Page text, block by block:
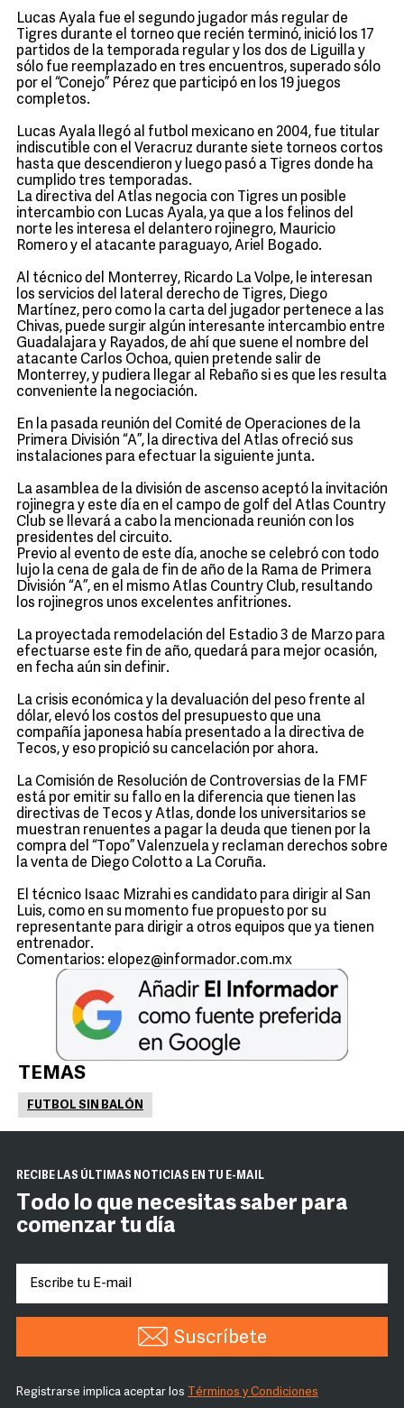
Lucas Ayala fue el segundo jugador más regular de
Tigres durante el torneo que recién terminó, inició los 17
partidos de la temporada regular y los dos de Liguilla y
sólo fue reemplazado en tres encuentros, superado sólo
por el “Conejo” Pérez que participó en los 19 juegos
completos.
Lucas Ayala llegó al futbol mexicano en 2004, fue titular
indiscutible con el Veracruz durante siete torneos cortos
hasta que descendieron y luego pasó a Tigres donde ha
cumplido tres temporadas.
La directiva del Atlas negocia con Tigres un posible
intercambio con Lucas Ayala, ya que a los felinos del
norte les interesa el delantero rojinegro, Mauricio
Romero y el atacante paraguayo, Ariel Bogado.
Al técnico del Monterrey, Ricardo La Volpe, le interesan
los servicios del lateral derecho de Tigres, Diego
Martínez, pero como la carta del jugador pertenece a las
Chivas, puede surgir algún interesante intercambio entre
Guadalajara y Rayados, de ahí que suene el nombre del
atacante Carlos Ochoa, quien pretende salir de
Monterrey, y pudiera llegar al Rebaño si es que les resulta
conveniente la negociación.
En la pasada reunión del Comité de Operaciones de la
Primera División “A”, la directiva del Atlas ofreció sus
instalaciones para efectuar la siguiente junta.
La asamblea de la división de ascenso aceptó la invitación
rojinegra y este día en el campo de golf del Atlas Country
Club se llevará a cabo la mencionada reunión con los
presidentes del circuito.
Previo al evento de este día, anoche se celebró con todo
lujo la cena de gala de fin de año de la Rama de Primera
División “A”, en el mismo Atlas Country Club, resultando
los rojinegros unos excelentes anfitriones.
La proyectada remodelación del Estadio 3 de Marzo para
efectuarse este fin de año, quedará para mejor ocasión,
en fecha aún sin definir.
La crisis económica y la devaluación del peso frente al
dólar, elevó los costos del presupuesto que una
compañía japonesa había presentado a la directiva de
Tecos, y eso propició su cancelación por ahora.
La Comisión de Resolución de Controversias de la FMF
está por emitir su fallo en la diferencia que tienen las
directivas de Tecos y Atlas, donde los universitarios se
muestran renuentes a pagar la deuda que tienen por la
compra del “Topo” Valenzuela y reclaman derechos sobre
la venta de Diego Colotto a La Coruña.
El técnico Isaac Mizrahi es candidato para dirigir al San
Luis, como en su momento fue propuesto por su
representante para dirigir a otros equipos que ya tienen
entrenador.
Comentarios: elopez@informador.com.mx
TEMAS
FUTBOL SIN BALÓN
RECIBE LAS ÚLTIMAS NOTICIAS EN TU E-MAIL
Todo lo que necesitas saber para
comenzar tu día
Suscríbete
Registrarse implica aceptar los Términos y Condiciones